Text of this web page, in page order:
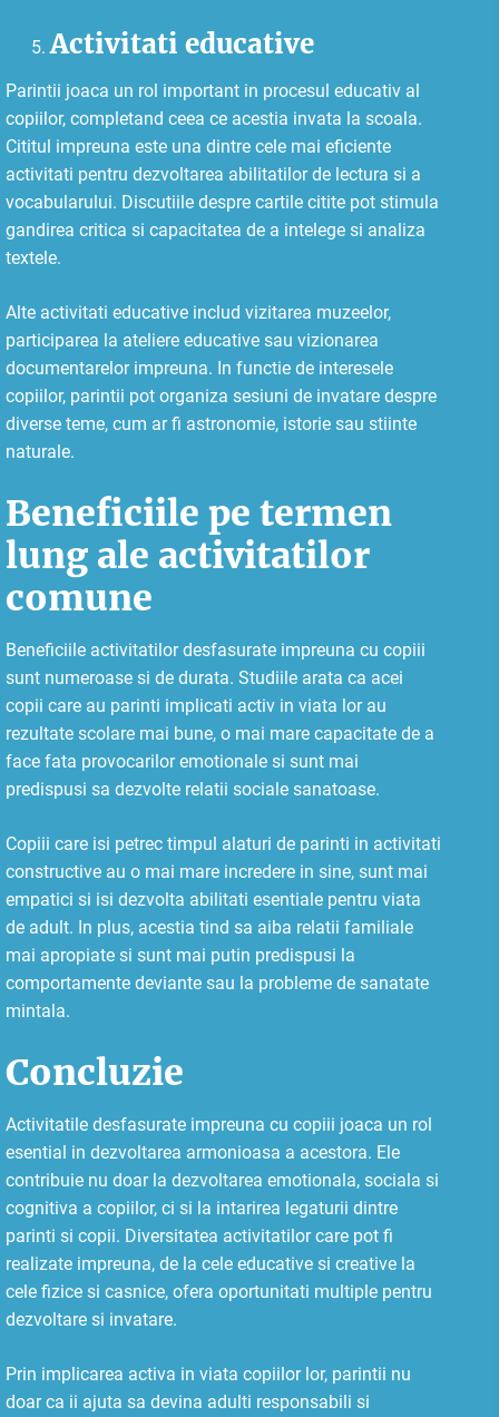
Activitati educative
Parintii joaca un rol important in procesul educativ al
copiilor, completand ceea ce acestia invata la scoala.
Cititul impreuna este una dintre cele mai eficiente
activitati pentru dezvoltarea abilitatilor de lectura si a
vocabularului. Discutiile despre cartile citite pot stimula
gandirea critica si capacitatea de a intelege si analiza
textele.
Alte activitati educative includ vizitarea muzeelor,
participarea la ateliere educative sau vizionarea
documentarelor impreuna. In functie de interesele
copiilor, parintii pot organiza sesiuni de invatare despre
diverse teme, cum ar fi astronomie, istorie sau stiinte
naturale.
Beneficiile pe termen
lung ale activitatilor
comune
Beneficiile activitatilor desfasurate impreuna cu copiii
sunt numeroase si de durata. Studiile arata ca acei
copii care au parinti implicati activ in viata lor au
rezultate scolare mai bune, o mai mare capacitate de a
face fata provocarilor emotionale si sunt mai
predispusi sa dezvolte relatii sociale sanatoase.
Copiii care isi petrec timpul alaturi de parinti in activitati
constructive au o mai mare incredere in sine, sunt mai
empatici si isi dezvolta abilitati esentiale pentru viata
de adult. In plus, acestia tind sa aiba relatii familiale
mai apropiate si sunt mai putin predispusi la
comportamente deviante sau la probleme de sanatate
mintala.
Concluzie
Activitatile desfasurate impreuna cu copiii joaca un rol
esential in dezvoltarea armonioasa a acestora. Ele
contribuie nu doar la dezvoltarea emotionala, sociala si
cognitiva a copiilor, ci si la intarirea legaturii dintre
parinti si copii. Diversitatea activitatilor care pot fi
realizate impreuna, de la cele educative si creative la
cele fizice si casnice, ofera oportunitati multiple pentru
dezvoltare si invatare.
Prin implicarea activa in viata copiilor lor, parintii nu
doar ca ii ajuta sa devina adulti responsabili si